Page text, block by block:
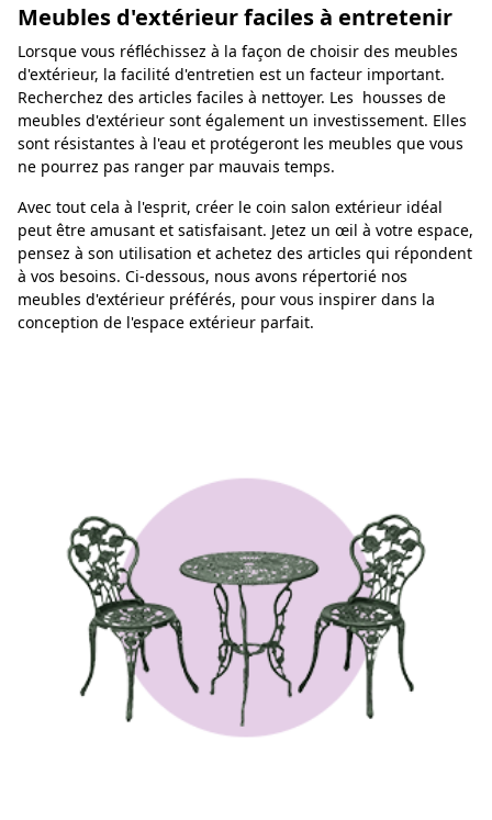
Meubles d'extérieur faciles à entretenir
Lorsque vous réfléchissez à la façon de choisir des meubles
d'extérieur, la facilité d'entretien est un facteur important.
Recherchez des articles faciles à nettoyer. Les housses de
meubles d'extérieur sont également un investissement. Elles
sont résistantes à l'eau et protégeront les meubles que vous
ne pourrez pas ranger par mauvais temps.
Avec tout cela à l'esprit, créer le coin salon extérieur idéal
peut être amusant et satisfaisant. Jetez un œil à votre espace,
pensez à son utilisation et achetez des articles qui répondent
à vos besoins. Ci-dessous, nous avons répertorié nos
meubles d'extérieur préférés, pour vous inspirer dans la
conception de l'espace extérieur parfait.